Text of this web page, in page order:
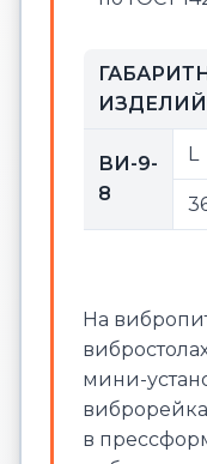
ВИ-9-
8
L
На
мини-
в